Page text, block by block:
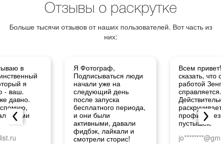
Отзывы о раскрутке
Больше тысячи отзывов от наших пользователей. Вот часть из
них:
в
я
- ваш.
давно.
с вами
Я Фотограф,
Подписываться люди
начали уже на
следующий день
после запуска
бесплатного периода,
и они были
активными, давали
фидбэк, лайкали и
смотрели сторис!
Всем
сказать, что
работой
справляется.
профиль
пустышек.